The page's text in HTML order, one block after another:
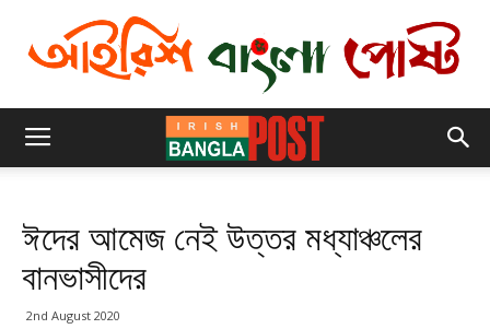
ঈদের আমেজ নেই উত্তর মধ্যাঞ্চলের
বানভাসীদের
2nd August 2020